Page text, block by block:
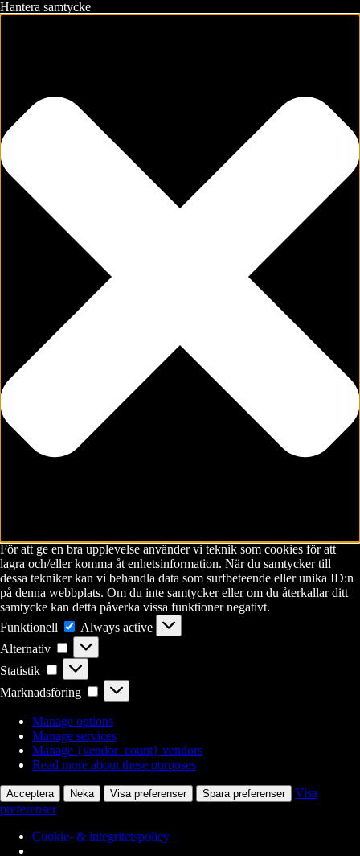
Hantera samtycke
För att ge en bra upplevelse använder vi teknik som cookies för att
lagra och/eller komma åt enhetsinformation. När du samtycker till
dessa tekniker kan vi behandla data som surfbeteende eller unika ID:n
på denna webbplats. Om du inte samtycker eller om du återkallar ditt
samtycke kan detta påverka vissa funktioner negativt.
Funktionell
Funktionell
Always active
Alternativ
Alternativ
Statistik Statistik
Marknadsföring Marknadsföring
Manage options
Manage services
Manage {vendor_count} vendors
Read more about these purposes
Acceptera Neka Visa preferenser Spara preferenser
Visa
preferenser
Cookie- & integritetspolicy